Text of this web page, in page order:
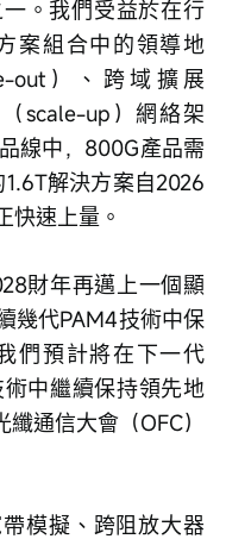
。我們受益於在行
案組合中的領導地
out）、跨域擴展
scale-up）網絡架
線中，800G產品需
解決方案自2026
快速上量。
財年再邁上一個顯
幾代PAM4技術中保
們預計將在下一代
中繼續保持領先地
通信大會（OFC）
模擬、跨阻放大器